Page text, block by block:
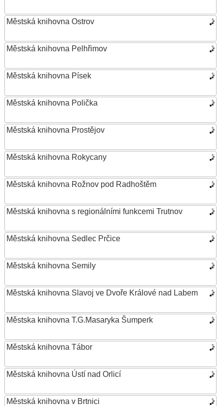
Městská knihovna Ostrov
Městská knihovna Pelhřimov
Městská knihovna Písek
Městská knihovna Polička
Městská knihovna Prostějov
Městská knihovna Rokycany
Městská knihovna Rožnov pod Radhoštěm
Městská knihovna s regionálními funkcemi Trutnov
Městská knihovna Sedlec Prčice
Městská knihovna Semily
Městská knihovna Slavoj ve Dvoře Králové nad Labem
Městska knihovna T.G.Masaryka Šumperk
Městská knihovna Tábor
Městská knihovna Ústí nad Orlicí
Městská knihovna v Brtnici